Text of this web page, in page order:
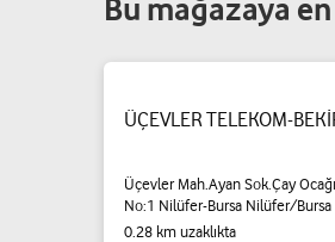
Bu mağazaya
ÜÇEVLER TELEKOM-
Üçevler Mah.Ayan Sok.Çay Ocağı
No:1 Nilüfer-Bursa Nilüfer/Bursa
0.28 km uzaklıkta